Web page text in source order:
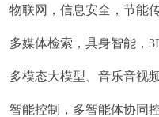
物联网，信息安全，节能
多媒体检索，具身智能，
多模态大模型、音乐音视
智能控制，多智能体协同